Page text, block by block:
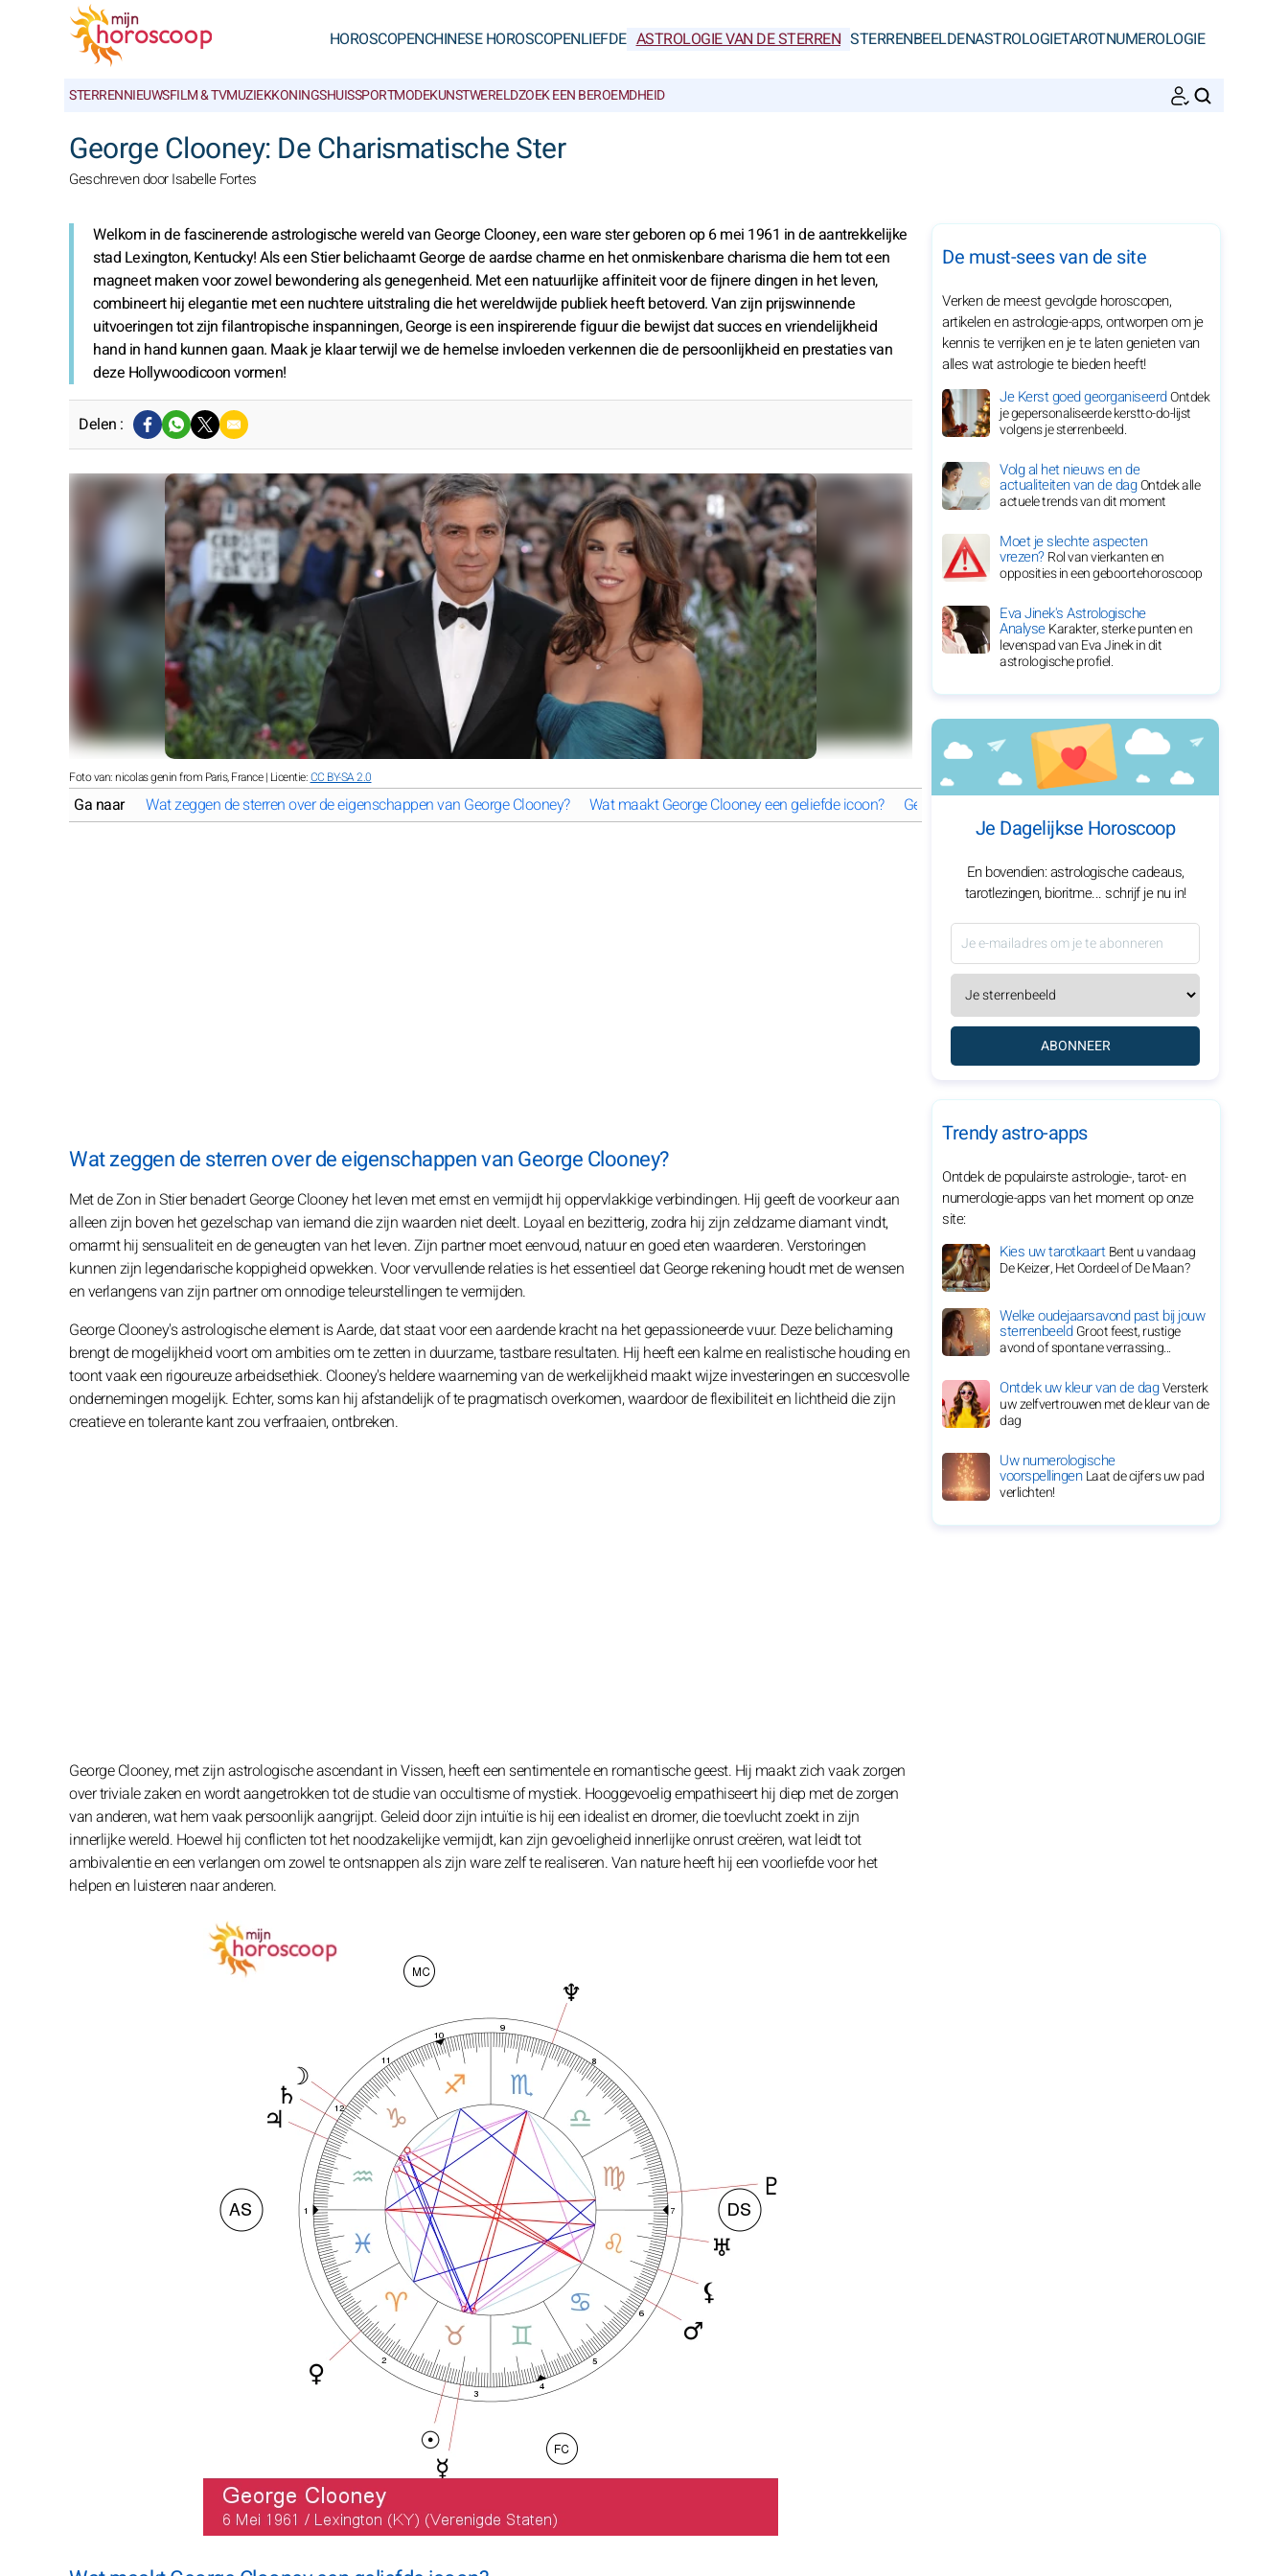
HOROSCOPENCHINESE HOROSCOPENLIEFDE ASTROLOGIE VAN DE STERREN STERRENBEELDENASTROLOGIETAROTNUMEROLOGIE
STERRENNIEUWSFILM & TVMUZIEKKONINGSHUISSPORTMODEKUNSTWERELDZOEK EEN BEROEMDHEID
George Clooney: De Charismatische Ster
Geschreven door Isabelle Fortes
Welkom in de fascinerende astrologische wereld van George Clooney, een ware ster geboren op 6 mei 1961 in de aantrekkelijke
stad Lexington, Kentucky! Als een Stier belichaamt George de aardse charme en het onmiskenbare charisma die hem tot een
magneet maken voor zowel bewondering als genegenheid. Met een natuurlijke affiniteit voor de fijnere dingen in het leven,
combineert hij elegantie met een nuchtere uitstraling die het wereldwijde publiek heeft betoverd. Van zijn prijswinnende
uitvoeringen tot zijn filantropische inspanningen, George is een inspirerende figuur die bewijst dat succes en vriendelijkheid
hand in hand kunnen gaan. Maak je klaar terwijl we de hemelse invloeden verkennen die de persoonlijkheid en prestaties van
deze Hollywoodicoon vormen!
Delen :
Foto van: nicolas genin from Paris, France | Licentie:CC BY-SA 2.0
Ga naar Wat zeggen de sterren over de eigenschappen van George Clooney? Wat maakt George Clooney een geliefde icoon? George Clooney: een veelzijdige reis naar sterrenstatus
Wat zeggen de sterren over de eigenschappen van George Clooney?
Met de Zon in Stier benadert George Clooney het leven met ernst en vermijdt hij oppervlakkige verbindingen. Hij geeft de voorkeur aan
alleen zijn boven het gezelschap van iemand die zijn waarden niet deelt. Loyaal en bezitterig, zodra hij zijn zeldzame diamant vindt,
omarmt hij sensualiteit en de geneugten van het leven. Zijn partner moet eenvoud, natuur en goed eten waarderen. Verstoringen
kunnen zijn legendarische koppigheid opwekken. Voor vervullende relaties is het essentieel dat George rekening houdt met de wensen
en verlangens van zijn partner om onnodige teleurstellingen te vermijden.
George Clooney's astrologische element is Aarde, dat staat voor een aardende kracht na het gepassioneerde vuur. Deze belichaming
brengt de mogelijkheid voort om ambities om te zetten in duurzame, tastbare resultaten. Hij heeft een kalme en realistische houding en
toont vaak een rigoureuze arbeidsethiek. Clooney's heldere waarneming van de werkelijkheid maakt wijze investeringen en succesvolle
ondernemingen mogelijk. Echter, soms kan hij afstandelijk of te pragmatisch overkomen, waardoor de flexibiliteit en lichtheid die zijn
creatieve en tolerante kant zou verfraaien, ontbreken.
George Clooney, met zijn astrologische ascendant in Vissen, heeft een sentimentele en romantische geest. Hij maakt zich vaak zorgen
over triviale zaken en wordt aangetrokken tot de studie van occultisme of mystiek. Hooggevoelig empathiseert hij diep met de zorgen
van anderen, wat hem vaak persoonlijk aangrijpt. Geleid door zijn intuïtie is hij een idealist en dromer, die toevlucht zoekt in zijn
innerlijke wereld. Hoewel hij conflicten tot het noodzakelijke vermijdt, kan zijn gevoeligheid innerlijke onrust creëren, wat leidt tot
ambivalentie en een verlangen om zowel te ontsnappen als zijn ware zelf te realiseren. Van nature heeft hij een voorliefde voor het
helpen en luisteren naar anderen.
De must-sees van de site
Verken de meest gevolgde horoscopen,
artikelen en astrologie-apps, ontworpen om je
kennis te verrijken en je te laten genieten van
alles wat astrologie te bieden heeft!
Je Kerst goed georganiseerdOntdek
je gepersonaliseerde kerstto-do-lijst
volgens je sterrenbeeld.
Volg al het nieuws en de
actualiteiten van de dagOntdek alle
actuele trends van dit moment
Moet je slechte aspecten
vrezen?Rol van vierkanten en
opposities in een geboortehoroscoop
Eva Jinek's Astrologische
AnalyseKarakter, sterke punten en
levenspad van Eva Jinek in dit
astrologische profiel.
Je Dagelijkse Horoscoop
En bovendien: astrologische cadeaus,
tarotlezingen, bioritme... schrijf je nu in!
ABONNEER
Trendy astro-apps
Ontdek de populairste astrologie-, tarot- en
numerologie-apps van het moment op onze
site:
Kies uw tarotkaartBent u vandaag
De Keizer, Het Oordeel of De Maan?
Welke oudejaarsavond past bij jouw
sterrenbeeldGroot feest, rustige
avond of spontane verrassing...
Ontdek uw kleur van de dagVersterk
uw zelfvertrouwen met de kleur van de
dag
Uw numerologische
voorspellingenLaat de cijfers uw pad
verlichten!